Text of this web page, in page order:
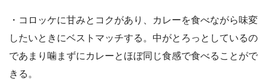
・コロッケに甘みとコクがあり、カレーを食べながら味変
したいときにベストマッチする。中がとろっとしているの
であまり噛まずにカレーとほぼ同じ食感で食べることがで
きる。